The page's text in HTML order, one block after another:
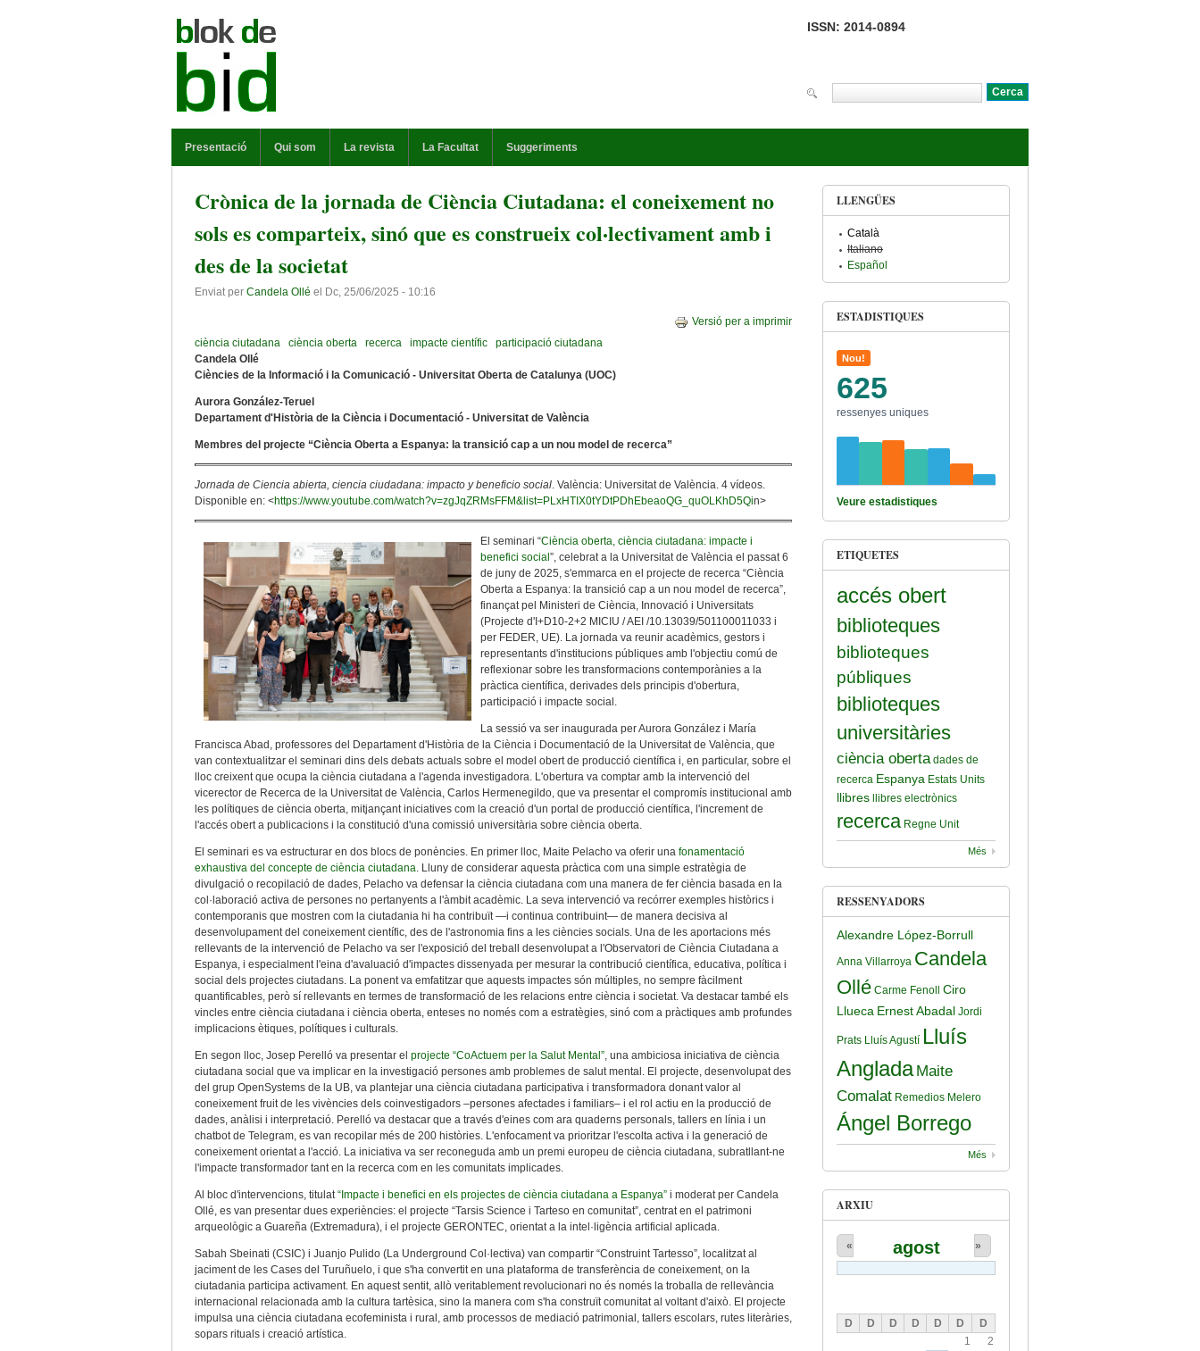
ISSN: 2014-0894
Presentació Qui som La revista La Facultat Suggeriments
Crònica de la jornada de Ciència Ciutadana: el coneixement no
sols es comparteix, sinó que es construeix col·lectivament amb i
des de la societat
Enviat per Candela Ollé el Dc, 25/06/2025 - 10:16
Versió per a imprimir
ciència ciutadana
ciència oberta recerca impacte científic
participació ciutadana
Candela Ollé
Ciències de la Informació i la Comunicació - Universitat Oberta de Catalunya (UOC)
Aurora González-Teruel
Departament d'Història de la Ciència i Documentació - Universitat de València
Membres del projecte “Ciència Oberta a Espanya: la transició cap a un nou model de recerca”
Jornada de Ciencia abierta, ciencia ciudadana: impacto y beneficio social. València: Universitat de València. 4 vídeos.
Disponible en: <https://www.youtube.com/watch?v=zgJqZRMsFFM&list=PLxHTIX0tYDtPDhEbeaoQG_quOLKhD5Qin>
El seminari “Ciència oberta, ciència ciutadana: impacte i
benefici social ”, celebrat a la Universitat de València el passat 6
de juny de 2025, s'emmarca en el projecte de recerca “Ciència
Oberta a Espanya: la transició cap a un nou model de recerca”,
finançat pel Ministeri de Ciència, Innovació i Universitats
(Projecte d'I+D10-2+2 MICIU / AEI /10.13039/501100011033 i
per FEDER, UE). La jornada va reunir acadèmics, gestors i
representants d'institucions públiques amb l'objectiu comú de
reflexionar sobre les transformacions contemporànies a la
pràctica científica, derivades dels principis d'obertura,
participació i impacte social.
La sessió va ser inaugurada per Aurora González i María
Francisca Abad, professores del Departament d'Història de la Ciència i Documentació de la Universitat de València, que
van contextualitzar el seminari dins dels debats actuals sobre el model obert de producció científica i, en particular, sobre el
lloc creixent que ocupa la ciència ciutadana a l'agenda investigadora. L'obertura va comptar amb la intervenció del
vicerector de Recerca de la Universitat de València, Carlos Hermenegildo, que va presentar el compromís institucional amb
les polítiques de ciència oberta, mitjançant iniciatives com la creació d'un portal de producció científica, l'increment de
l'accés obert a publicacions i la constitució d'una comissió universitària sobre ciència oberta.
El seminari es va estructurar en dos blocs de ponències. En primer lloc, Maite Pelacho va oferir una fonamentació
exhaustiva del concepte de ciència ciutadana. Lluny de considerar aquesta pràctica com una simple estratègia de
divulgació o recopilació de dades, Pelacho va defensar la ciència ciutadana com una manera de fer ciència basada en la
col·laboració activa de persones no pertanyents a l'àmbit acadèmic. La seva intervenció va recórrer exemples històrics i
contemporanis que mostren com la ciutadania hi ha contribuït —i continua contribuint— de manera decisiva al
desenvolupament del coneixement científic, des de l'astronomia fins a les ciències socials. Una de les aportacions més
rellevants de la intervenció de Pelacho va ser l'exposició del treball desenvolupat a l'Observatori de Ciència Ciutadana a
Espanya, i especialment l'eina d'avaluació d'impactes dissenyada per mesurar la contribució científica, educativa, política i
social dels projectes ciutadans. La ponent va emfatitzar que aquests impactes són múltiples, no sempre fàcilment
quantificables, però sí rellevants en termes de transformació de les relacions entre ciència i societat. Va destacar també els
vincles entre ciència ciutadana i ciència oberta, enteses no només com a estratègies, sinó com a pràctiques amb profundes
implicacions ètiques, polítiques i culturals.
En segon lloc, Josep Perelló va presentar el projecte “CoActuem per la Salut Mental”, una ambiciosa iniciativa de ciència
ciutadana social que va implicar en la investigació persones amb problemes de salut mental. El projecte, desenvolupat des
del grup OpenSystems de la UB, va plantejar una ciència ciutadana participativa i transformadora donant valor al
coneixement fruit de les vivències dels coinvestigadors –persones afectades i familiars– i el rol actiu en la producció de
dades, anàlisi i interpretació. Perelló va destacar que a través d'eines com ara quaderns personals, tallers en línia i un
chatbot de Telegram, es van recopilar més de 200 històries. L'enfocament va prioritzar l'escolta activa i la generació de
coneixement orientat a l'acció. La iniciativa va ser reconeguda amb un premi europeu de ciència ciutadana, subratllant-ne
l'impacte transformador tant en la recerca com en les comunitats implicades.
Al bloc d'intervencions, titulat“Impacte i benefici en els projectes de ciència ciutadana a Espanya” i moderat per Candela
Ollé, es van presentar dues experiències: el projecte “Tarsis Science i Tarteso en comunitat”, centrat en el patrimoni
arqueològic a Guareña (Extremadura), i el projecte GERONTEC, orientat a la intel·ligència artificial aplicada.
Sabah Sbeinati (CSIC) i Juanjo Pulido (La Underground Col·lectiva) van compartir “Construint Tartesso”, localitzat al
jaciment de les Cases del Turuñuelo, i que s'ha convertit en una plataforma de transferència de coneixement, on la
ciutadania participa activament. En aquest sentit, allò veritablement revolucionari no és només la troballa de rellevància
internacional relacionada amb la cultura tartèsica, sino la manera com s'ha construït comunitat al voltant d'això. El projecte
impulsa una ciència ciutadana ecofeminista i rural, amb processos de mediació patrimonial, tallers escolars, rutes literàries,
sopars rituals i creació artística.
LLENGÜES
Català
Italiano
Español
ESTADISTIQUES
Nou!
625
ressenyes uniques
Veure estadistiques
ETIQUETES
accés obert
biblioteques
biblioteques
públiques
biblioteques
universitàries
ciència oberta dades de
recerca Espanya Estats Units
llibres llibres electrònics
recerca Regne Unit
Més
RESSENYADORS
Alexandre López-Borrull
Anna Villarroya Candela
Ollé Carme Fenoll
Ciro
Llueca Ernest Abadal Jordi
Prats Lluís Agustí Lluís
Anglada Maite
Comalat Remedios Melero
Ángel Borrego
Més
ARXIU
agost
« »
D D D D D D
D
1
2